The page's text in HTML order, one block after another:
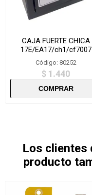
CAJA FUERTE CHICA
17E/EA17/ch1/cf7007
Código: 80252
$ 1.440
Los clientes
producto